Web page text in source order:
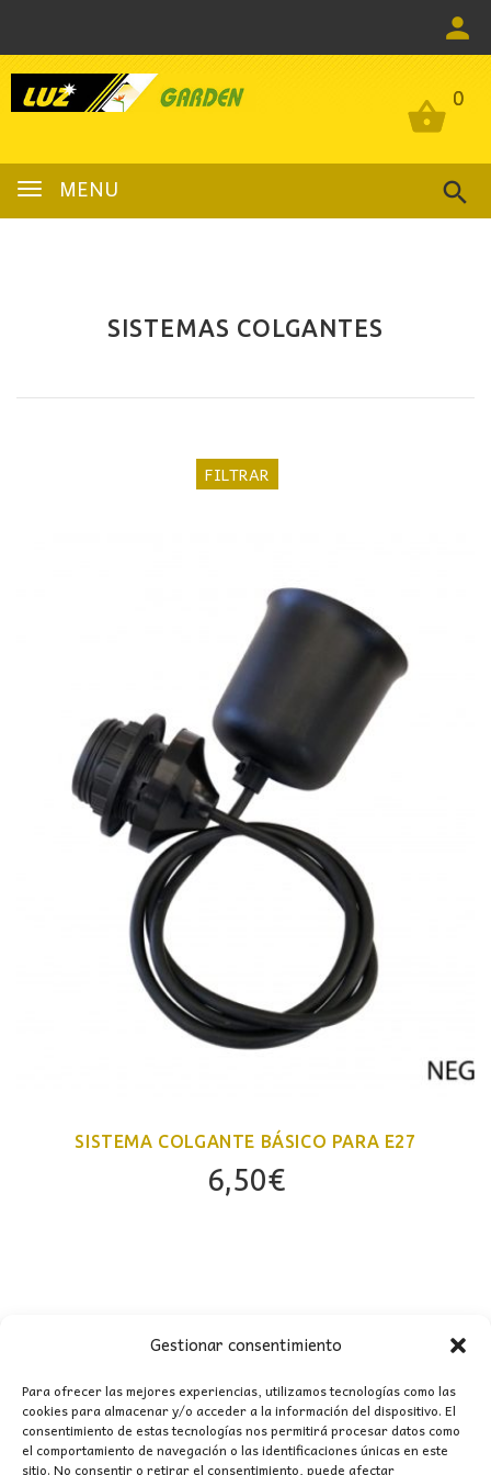
Gestionar consentimiento
Para ofrecer las mejores experiencias, utilizamos tecnologías como las
cookies para almacenar y/o acceder a la información del dispositivo. El
consentimiento de estas tecnologías nos permitirá procesar datos como
el comportamiento de navegación o las identificaciones únicas en este
sitio. No consentir o retirar el consentimiento, puede afectar
0
MENU
0
SISTEMAS COLGANTES
FILTRAR
SISTEMA COLGANTE BÁSICO PARA E27
6,50€
MI CUENTA